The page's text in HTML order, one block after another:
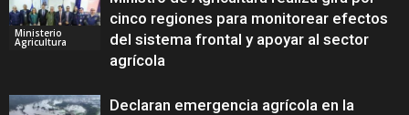
Ministerio
Agricultura
cinco regiones para monitorear efectos
del sistema frontal y apoyar al sector
agrícola
Declaran emergencia agrícola en la